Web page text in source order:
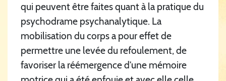
qui peuvent être faites quant à la pratique du
psychodrame psychanalytique. La
mobilisation du corps a pour effet de
permettre une levée du refoulement, de
favoriser la réémergence d’une mémoire